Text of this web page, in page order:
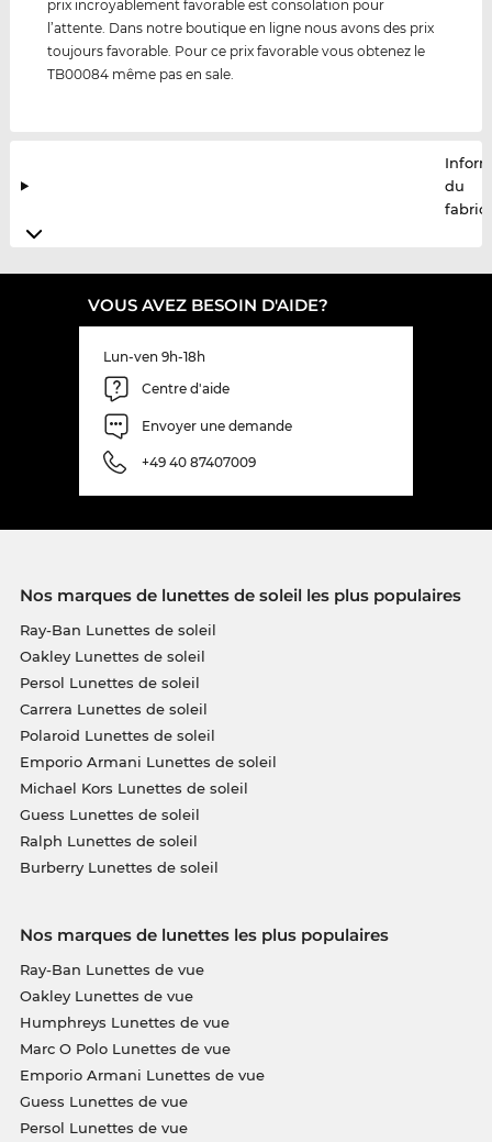
prix incroyablement favorable est consolation pour
l’attente. Dans notre boutique en ligne nous avons des prix
toujours favorable. Pour ce prix favorable vous obtenez le
TB00084 même pas en sale.
du
VOUS AVEZ BESOIN D'AIDE?
Lun-ven 9h-18h
Centre d'aide
Envoyer une demande
+49 40 87407009
Nos marques de lunettes de soleil les plus populaires
Ray-Ban Lunettes de soleil
Oakley Lunettes de soleil
Persol Lunettes de soleil
Carrera Lunettes de soleil
Polaroid Lunettes de soleil
Emporio Armani Lunettes de soleil
Michael Kors Lunettes de soleil
Guess Lunettes de soleil
Ralph Lunettes de soleil
Burberry Lunettes de soleil
Nos marques de lunettes les plus populaires
Ray-Ban Lunettes de vue
Oakley Lunettes de vue
Humphreys Lunettes de vue
Marc O Polo Lunettes de vue
Emporio Armani Lunettes de vue
Guess Lunettes de vue
Persol Lunettes de vue